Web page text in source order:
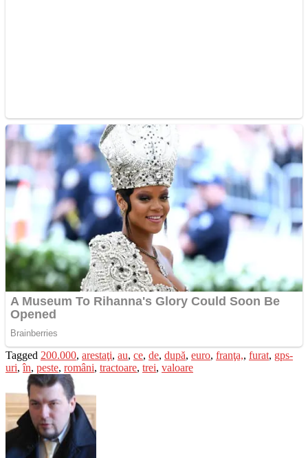
Tagged 200.000, arestaţi, au, ce, de, după, euro, franţa,, furat, gps-
uri,în, peste, români, tractoare, trei, valoare